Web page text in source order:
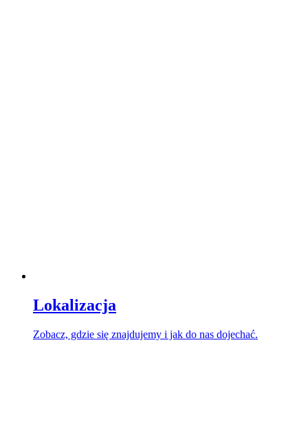
Lokalizacja
Zobacz, gdzie się znajdujemy i jak do nas dojechać.